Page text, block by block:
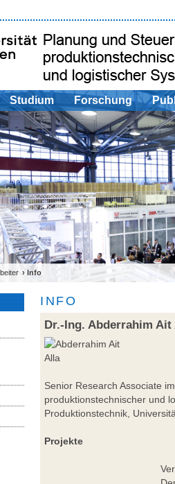
Studium Forschung
› Info
INFO
Dr.-Ing. Abderrahim Ait
Senior Research Associate
produktionstechnischer und
Produktionstechnik,
Projekte